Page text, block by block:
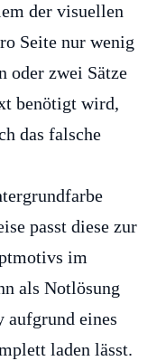
der visuellen
Seite nur wenig
oder zwei Sätze
benötigt wird,
das falsche
passt diese zur
im
als Notlösung
aufgrund eines
laden lässt.